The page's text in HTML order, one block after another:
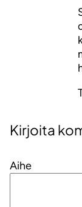
Kirjoita
Aihe